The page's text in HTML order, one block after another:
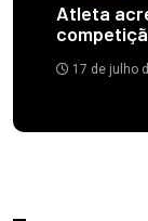
Atleta
17 de julho